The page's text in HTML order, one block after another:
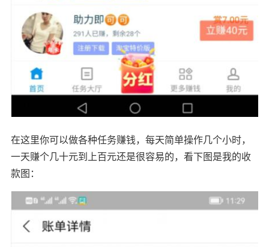
在这里你可以做各种任务赚钱，每天简单操作几个小时，
一天赚个几十元到上百元还是很容易的，看下图是我的收
款图：